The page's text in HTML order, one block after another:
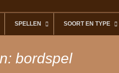
SPELLEN SOORT EN TYPE
bordspel